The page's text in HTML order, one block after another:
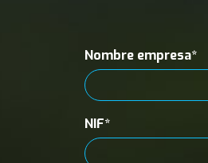
Nombre empresa*
NIF*